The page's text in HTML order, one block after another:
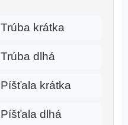
Trúba krátka
Trúba dlhá
Píšťala krátka
Píšťala dlhá